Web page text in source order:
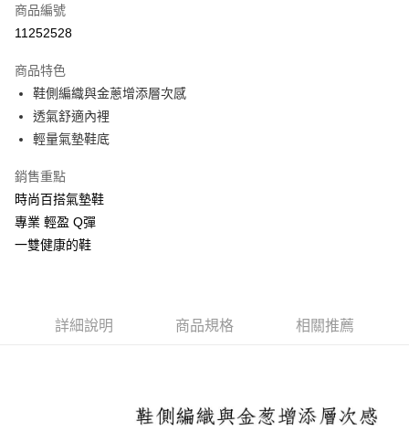
LINE Pay
街口支付
悠遊付
ATM付款
付款後萊爾富取貨
每筆NT$100，滿NT$2,000(含以上)免運費
商品編號
11252528
商品特色
鞋側編織與金蔥增添層次感
透氣舒適內裡
輕量氣墊鞋底
銷售重點
時尚百搭氣墊鞋
專業 輕盈 Q彈
一雙健康的鞋
詳細說明 商品規格 相關推薦